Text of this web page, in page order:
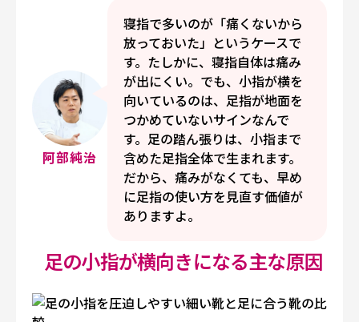
阿部純治
寝指で多いのが「痛くないから
放っておいた」というケースで
す。たしかに、寝指自体は痛み
が出にくい。でも、小指が横を
向いているのは、足指が地面を
つかめていないサインなんで
す。足の踏ん張りは、小指まで
含めた足指全体で生まれます。
だから、痛みがなくても、早め
に足指の使い方を見直す価値が
ありますよ。
足の小指が横向きになる主な原因